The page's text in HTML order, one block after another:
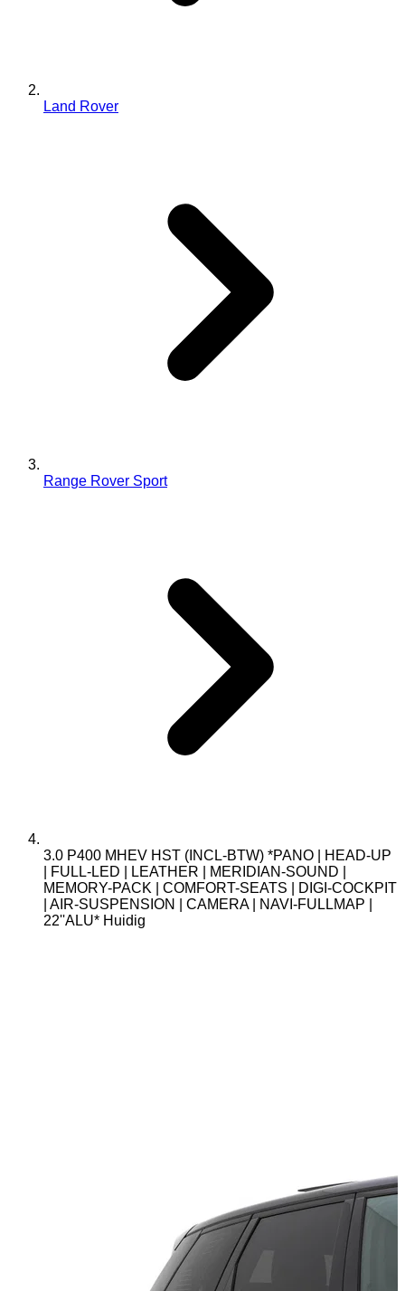
Land Rover
Range Rover Sport
3.0 P400 MHEV HST (INCL-BTW) *PANO | HEAD-UP
| FULL-LED | LEATHER | MERIDIAN-SOUND |
MEMORY-PACK | COMFORT-SEATS | DIGI-COCKPIT
| AIR-SUSPENSION | CAMERA | NAVI-FULLMAP |
22''ALU* Huidig